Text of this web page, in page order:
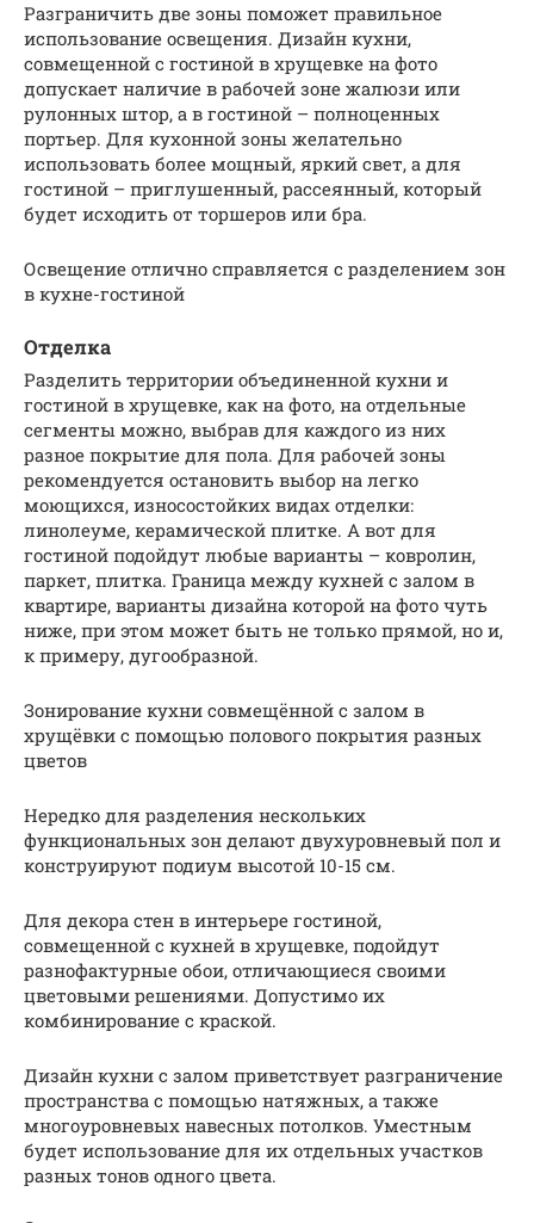
Разграничить две зоны поможет правильное
использование освещения. Дизайн кухни,
совмещенной с гостиной в хрущевке на фото
допускает наличие в рабочей зоне жалюзи или
рулонных штор, а в гостиной – полноценных
портьер. Для кухонной зоны желательно
использовать более мощный, яркий свет, а для
гостиной – приглушенный, рассеянный, который
будет исходить от торшеров или бра.
Освещение отлично справляется с разделением зон
в кухне-гостиной
Отделка
Разделить территории объединенной кухни и
гостиной в хрущевке, как на фото, на отдельные
сегменты можно, выбрав для каждого из них
разное покрытие для пола. Для рабочей зоны
рекомендуется остановить выбор на легко
моющихся, износостойких видах отделки:
линолеуме, керамической плитке. А вот для
гостиной подойдут любые варианты – ковролин,
паркет, плитка. Граница между кухней с залом в
квартире, варианты дизайна которой на фото чуть
ниже, при этом может быть не только прямой, но и,
к примеру, дугообразной.
Зонирование кухни совмещённой с залом в
хрущёвки с помощью полового покрытия разных
цветов
Нередко для разделения нескольких
функциональных зон делают двухуровневый пол и
конструируют подиум высотой 10-15 см.
Для декора стен в интерьере гостиной,
совмещенной с кухней в хрущевке, подойдут
разнофактурные обои, отличающиеся своими
цветовыми решениями. Допустимо их
комбинирование с краской.
Дизайн кухни с залом приветствует разграничение
пространства с помощью натяжных, а также
многоуровневых навесных потолков. Уместным
будет использование для их отдельных участков
разных тонов одного цвета.